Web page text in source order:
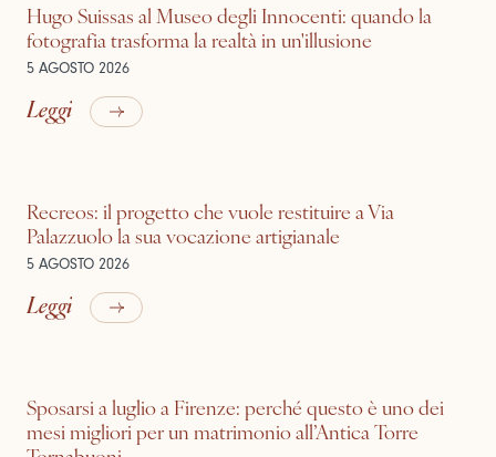
Hugo Suissas al Museo degli Innocenti: quando la
fotografia trasforma la realtà in un'illusione
5 AGOSTO 2026
Leggi
Recreos: il progetto che vuole restituire a Via
Palazzuolo la sua vocazione artigianale
5 AGOSTO 2026
Leggi
Sposarsi a luglio a Firenze: perché questo è uno dei
mesi migliori per un matrimonio all’Antica Torre